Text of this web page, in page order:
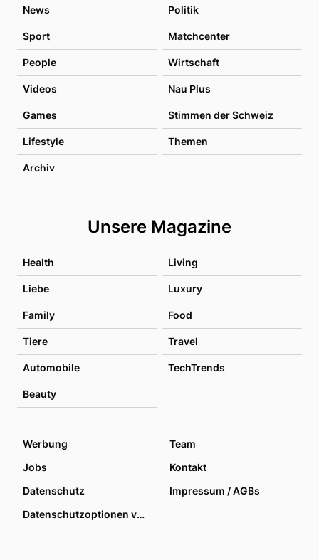
News Politik
Sport Matchcenter
People Wirtschaft
Videos Nau Plus
Games Stimmen der Schweiz
Lifestyle Themen
Archiv
Unsere Magazine
Health Living
Liebe Luxury
Family Food
Tiere Travel
Automobile TechTrends
Beauty
Werbung
Team
Jobs
Kontakt
Datenschutz
Impressum / AGBs
Datenschutzoptionen verwalten